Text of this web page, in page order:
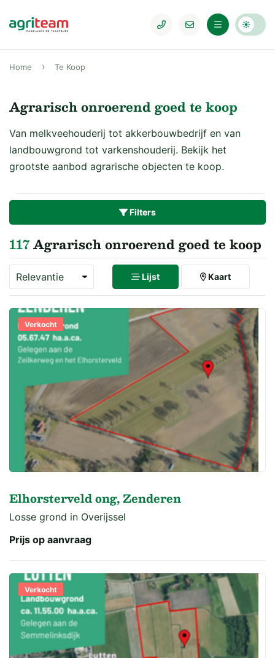
Home Te Koop
Agrarisch onroerend goed te koop
Van melkveehouderij tot akkerbouwbedrijf en van
landbouwgrond tot varkenshouderij. Bekijk het
grootste aanbod agrarische objecten te koop.
Filters
117Agrarisch onroerend goed te koop
Lijst Kaart
Verkocht
Elhorsterveld ong, Zenderen
Losse grond in Overijssel
Prijs op aanvraag
Verkocht